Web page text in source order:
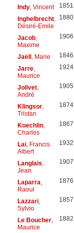
Indy, Vincent 1851
Inghelbrecht,
Désiré-Emile
1880
Jacob,
Maxime
1906
Jaëll, Marie 1846
Jarre,
Maurice
1924
Jolivet,
André
1905
Klingsor,
Tristan
1874
Koechlin,
Charles
1867
Lai, Francis
Albert
1932
Langlais
Jean
1907
Laparra
Raoul
1876
Lazzari,
Sylvio
1857
Le Boucher,
Maurice
1882